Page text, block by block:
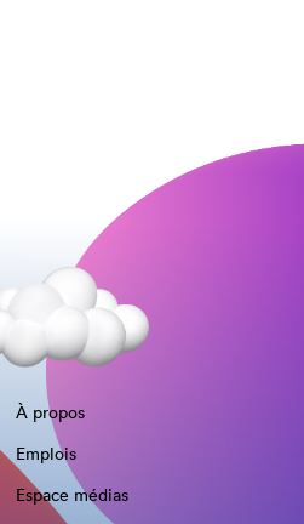
À propos
Emplois
Espace médias